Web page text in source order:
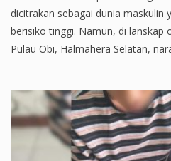
dicitrakan sebagai dunia maskulin
berisiko tinggi. Namun, di lanskap
Pulau Obi, Halmahera Selatan,